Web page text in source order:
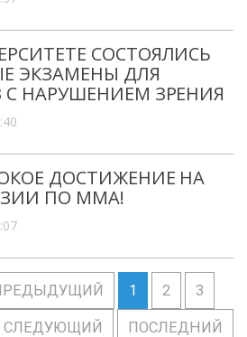
СОСТОЯЛИСЬ
ЭКЗАМЕНЫ ДЛЯ
НАРУШЕНИЕМ ЗРЕНИЯ
ДОСТИЖЕНИЕ НА
ПО ММА!
1 2 3
СЛЕДУЮЩИЙ ПОСЛЕДНИЙ